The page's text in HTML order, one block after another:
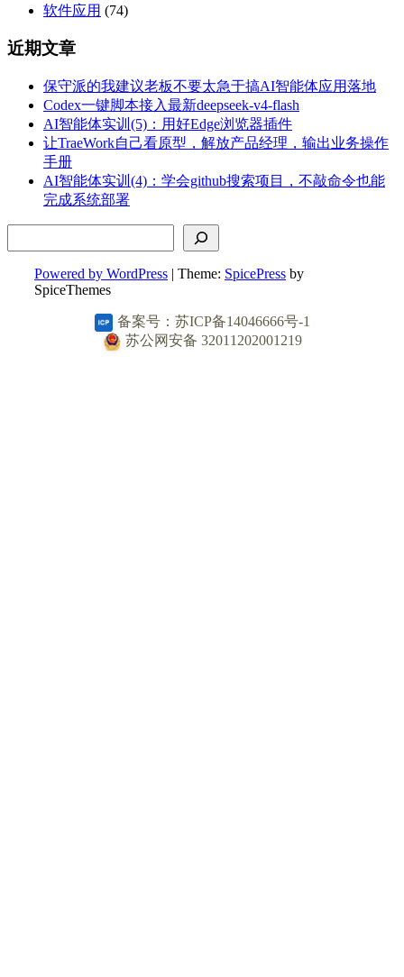
软件应用 (74)
近期文章
保守派的我建议老板不要太急于搞AI智能体应用落地
Codex一键脚本接入最新deepseek-v4-flash
AI智能体实训(5)：用好Edge浏览器插件
让TraeWork自己看原型，解放产品经理，输出业务操作
手册
AI智能体实训(4)：学会github搜索项目，不敲命令也能
完成系统部署
Powered by WordPress | Theme: SpicePress by
SpiceThemes
备案号：苏ICP备14046666号-1
苏公网安备 32011202001219